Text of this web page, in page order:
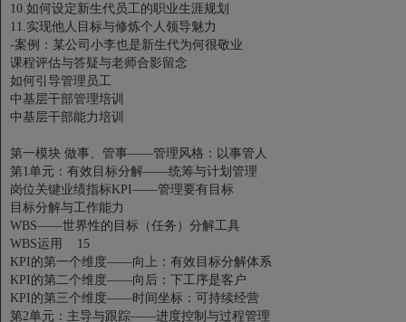
10.如何设定新生代员工的职业生涯规划
11.实现他人目标与修炼个人领导魅力
-案例：某公司小李也是新生代为何很敬业
课程评估与答疑与老师合影留念
如何引导管理员工
中基层干部管理培训
中基层干部能力培训
第一模块 做事、管事——管理风格：以事管人
第1单元：有效目标分解——统筹与计划管理
岗位关键业绩指标KPI——管理要有目标
目标分解与工作能力
WBS——世界性的目标（任务）分解工具
WBS运用 15
KPI的第一个维度——向上：有效目标分解体系
KPI的第二个维度——向后：下工序是客户
KPI的第三个维度——时间坐标：可持续经营
第2单元：主导与跟踪——进度控制与过程管理